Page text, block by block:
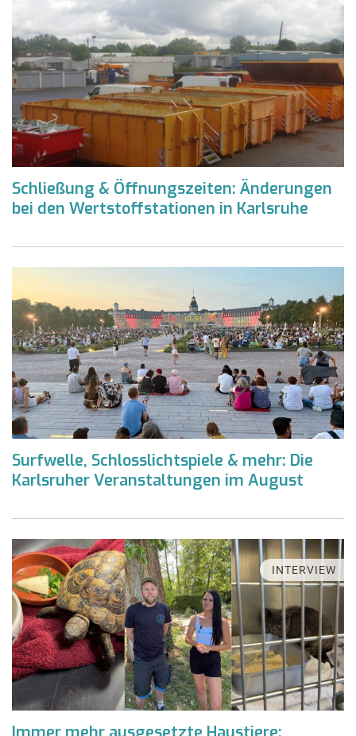
Schließung & Öffnungszeiten: Änderungen
bei den Wertstoffstationen in Karlsruhe
Surfwelle, Schlosslichtspiele & mehr: Die
Karlsruher Veranstaltungen im August
INTERVIEW